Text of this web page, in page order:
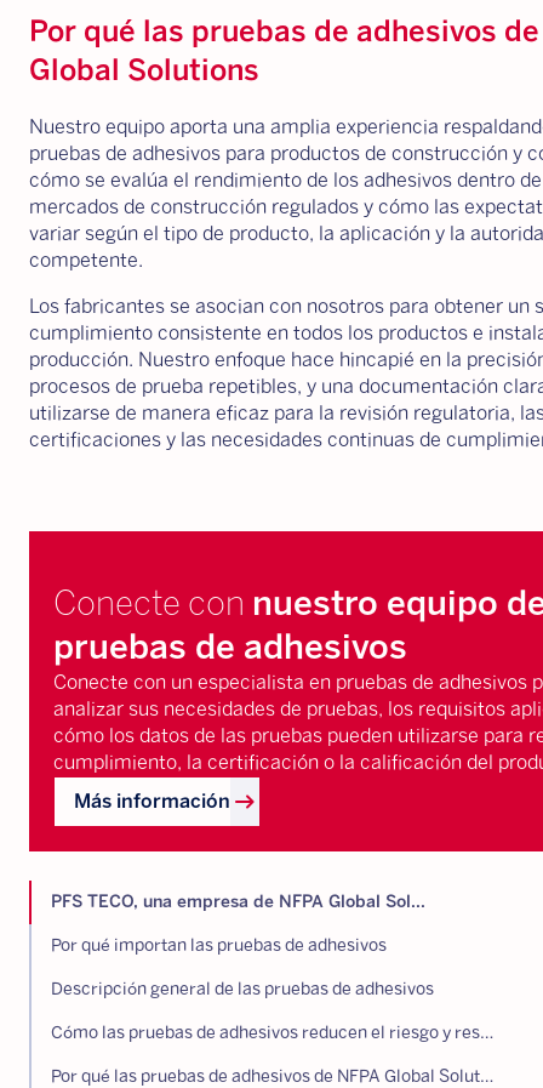
Por qué las pruebas de adhesivos de
Global Solutions
Nuestro equipo aporta una amplia experiencia
pruebas de adhesivos para productos de construcción y
cómo se evalúa el rendimiento de los adhesivos dentro
mercados de construcción regulados y cómo las
variar según el tipo de producto, la aplicación y la
competente.
Los fabricantes se asocian con nosotros para obtener un
cumplimiento consistente en todos los productos e
producción. Nuestro enfoque hace hincapié en la
procesos de prueba repetibles, y una documentación
utilizarse de manera eficaz para la revisión regulatoria,
certificaciones y las necesidades continuas de
Conecte con nuestro equipo
pruebas de adhesivos
Conecte con un especialista en pruebas de adhesivos
analizar sus necesidades de pruebas, los requisitos
cómo los datos de las pruebas pueden utilizarse para
cumplimiento, la certificación o la calificación del
Más información arrow_right_alt
PFS TECO, una empresa de NFPA Global Sol...
Por qué importan las pruebas de adhesivos
Descripción general de las pruebas de adhesivos
Cómo las pruebas de adhesivos reducen el riesgo y respaldan el cumplimiento
Por qué las pruebas de adhesivos de NFPA Global Solutions